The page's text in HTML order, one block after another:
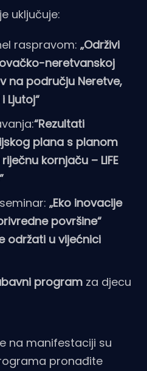
uključuje:
raspravom: „Održivi
neretvanskoj
na području Neretve,
Ljutoj“
“Rezultati
plana s planom
kornjaču – LIFE
„Eko inovacije
površine“
održati u vijećnici
program za djecu
na manifestaciji su
pronađite